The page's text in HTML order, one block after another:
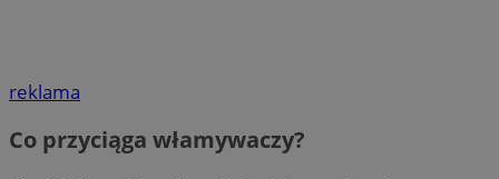
reklama
Co przyciąga włamywaczy?